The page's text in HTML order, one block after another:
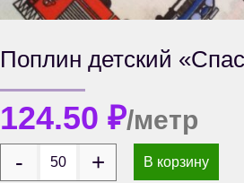
Поплин детский
124.50 ₽/метр
В корзину